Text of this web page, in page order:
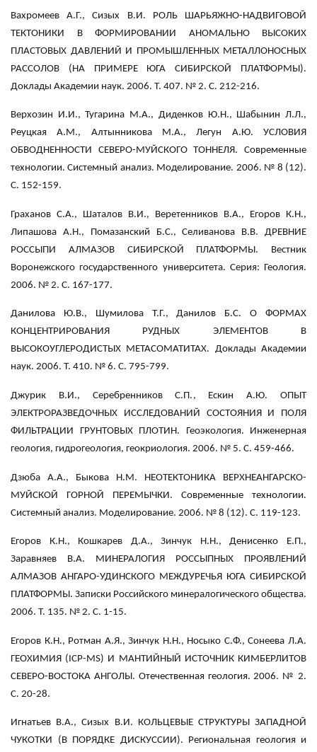
Вахромеев A.Г., Сизых В.И. РОЛЬ ШАРЬЯЖНО-НАДВИГОВОЙ
ТЕКТОНИКИ В ФОРМИРОВАНИИ АНОМАЛЬНО ВЫСОКИХ
ПЛАСТОВЫХ ДАВЛЕНИЙ И ПРОМЫШЛЕННЫХ МЕТАЛЛОНОСНЫХ
РАССОЛОВ (НА ПРИМЕРЕ ЮГА СИБИРСКОЙ ПЛАТФОРМЫ).
Доклады Академии наук. 2006. Т. 407. № 2. С. 212-216.
Верхозин И.И., Тугарина М.А., Диденков Ю.Н., Шабынин Л.Л.,
Реуцкая А.М., Алтынникова М.А., Легун А.Ю. УСЛОВИЯ
ОБВОДНЕННОСТИ СЕВЕРО-МУЙСКОГО ТОННЕЛЯ. Современные
технологии. Системный анализ. Моделирование. 2006. № 8 (12).
С. 152-159.
Граханов С.А., Шаталов В.И., Веретенников В.А., Егоров К.Н.,
Липашова А.Н., Помазанский Б.С., Селиванова В.В. ДРЕВНИЕ
РОССЫПИ АЛМАЗОВ СИБИРСКОЙ ПЛАТФОРМЫ. Вестник
Воронежского государственного университета. Серия: Геология.
2006. № 2. С. 167-177.
Данилова Ю.В., Шумилова Т.Г., Данилов Б.С. О ФОРМАХ
КОНЦЕНТРИРОВАНИЯ РУДНЫХ ЭЛЕМЕНТОВ В
ВЫСОКОУГЛЕРОДИСТЫХ МЕТАСОМАТИТАХ. Доклады Академии
наук. 2006. Т. 410. № 6. С. 795-799.
Джурик B.И., Серебренников С.П., Ескин А.Ю. ОПЫТ
ЭЛЕКТРОРАЗВЕДОЧНЫХ ИССЛЕДОВАНИЙ СОСТОЯНИЯ И ПОЛЯ
ФИЛЬТРАЦИИ ГРУНТОВЫХ ПЛОТИН. Геоэкология. Инженерная
геология, гидрогеология, геокриология. 2006. № 5. С. 459-466.
Дзюба А.А., Быкова Н.М. НЕОТЕКТОНИКА ВЕРХНЕАНГАРСКО-
МУЙСКОЙ ГОРНОЙ ПЕРЕМЫЧКИ. Современные технологии.
Системный анализ. Моделирование. 2006. № 8 (12). С. 119-123.
Егоров К.Н., Кошкарев Д.А., Зинчук Н.Н., Денисенко Е.П.,
Заравняев В.А. МИНЕРАЛОГИЯ РОССЫПНЫХ ПРОЯВЛЕНИЙ
АЛМАЗОВ АНГАРО-УДИНСКОГО МЕЖДУРЕЧЬЯ ЮГА СИБИРСКОЙ
ПЛАТФОРМЫ. Записки Российского минералогического общества.
2006. Т. 135. № 2. С. 1-15.
Егоров К.Н., Ротман А.Я., Зинчук Н.Н., Носыко С.Ф., Сонеева Л.А.
ГЕОХИМИЯ (ICP-MS) И МАНТИЙНЫЙ ИСТОЧНИК КИМБЕРЛИТОВ
СЕВЕРО-ВОСТОКА АНГОЛЫ. Отечественная геология. 2006. № 2.
С. 20-28.
Игнатьев В.А., Сизых В.И. КОЛЬЦЕВЫЕ СТРУКТУРЫ ЗАПАДНОЙ
ЧУКОТКИ (В ПОРЯДКЕ ДИСКУССИИ). Региональная геология и